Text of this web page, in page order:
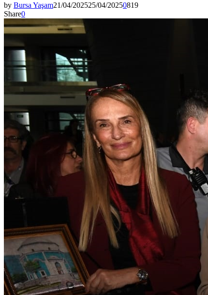
by Bursa Yaşam21/04/202525/04/20250819
Share0